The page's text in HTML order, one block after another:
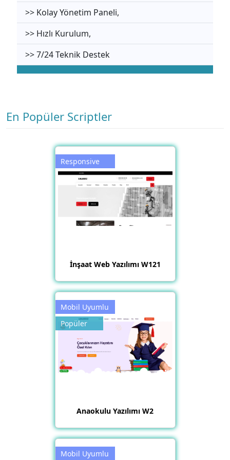
>> Kolay Yönetim Paneli,
>> Hızlı Kurulum,
>> 7/24 Teknik Destek
En Popüler Scriptler
Responsive
İnşaat Web Yazılımı W121
Mobil Uyumlu
Popüler
Anaokulu Yazılımı W2
Mobil Uyumlu